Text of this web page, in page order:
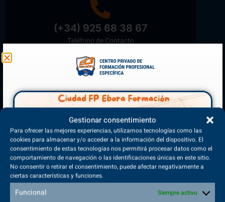
Gestionar consentimiento
Para ofrecer las mejores experiencias, utilizamos tecnologías como las
cookies para almacenar y/o acceder a la información del dispositivo. El
consentimiento de estas tecnologías nos permitirá procesar datos como el
comportamiento de navegación o las identificaciones únicas en este sitio.
No consentir o retirar el consentimiento, puede afectar negativamente a
ciertas características y funciones.
Funcional Siempre activo
(+34) 925 68 38 67
Teléfono de Contacto
Matriculación Abierta
¡Reserva tu plaza ahora!
Sede Principal
Polígono Sector VI, 45683, Cazalegas - Toledo